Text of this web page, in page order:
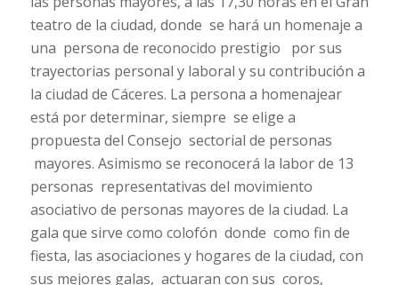
teatro de la ciudad, donde se hará un homenaje a
una persona de reconocido prestigio por sus
trayectorias personal y laboral y su contribución a
la ciudad de Cáceres. La persona a homenajear
está por determinar, siempre se elige a
propuesta del Consejo sectorial de personas
mayores. Asimismo se reconocerá la labor de 13
personas representativas del movimiento
asociativo de personas mayores de la ciudad. La
gala que sirve como colofón donde como fin de
fiesta, las asociaciones y hogares de la ciudad, con
sus mejores galas, actuaran con sus coros,